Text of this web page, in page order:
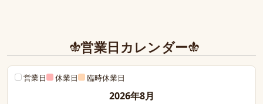
営業日カレンダー
営業日 休業日 臨時休業日
2026年8月